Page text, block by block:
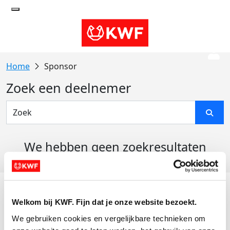
Welkom bij KWF. Fijn dat je onze website bezoekt.
We gebruiken cookies en vergelijkbare technieken om
Sponsor
Zoek een deelnemer
We hebben geen zoekresultaten
Actiematerialen
Evenementen